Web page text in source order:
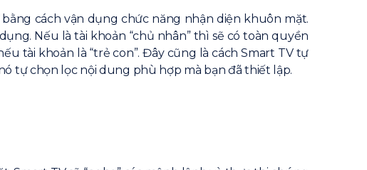
cách vận dụng chức năng nhận diện khuôn mặt.
Nếu là tài khoản “chủ nhân” thì sẽ có toàn quyền
tài khoản là “trẻ con”. Đây cũng là cách Smart TV tự
tự chọn lọc nội dung phù hợp mà bạn đã thiết lập.